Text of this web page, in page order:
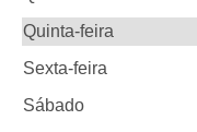
Quinta-feira
Sexta-feira
Sábado